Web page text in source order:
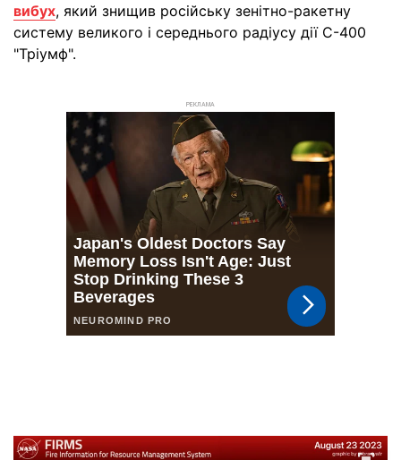
вибух, який знищив російську зенітно-ракетну
систему великого і середнього радіусу дії С-400
"Тріумф".
РЕКЛАМА